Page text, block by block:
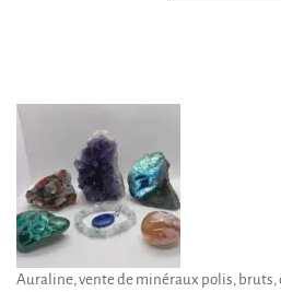
Auraline, vente de minéraux polis,